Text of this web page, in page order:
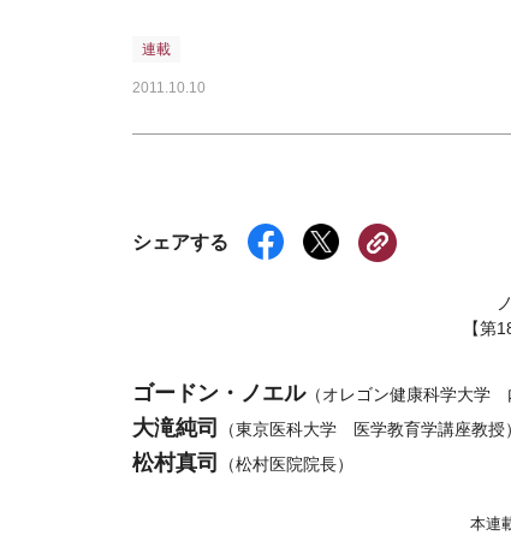
連載
2011.10.10
シェアする
【第
ゴードン・ノエル（オレゴン健康科学大学
大滝純司 （東京医科大学 医学教育学講座教授）
松村真司 （松村医院院長）
本連